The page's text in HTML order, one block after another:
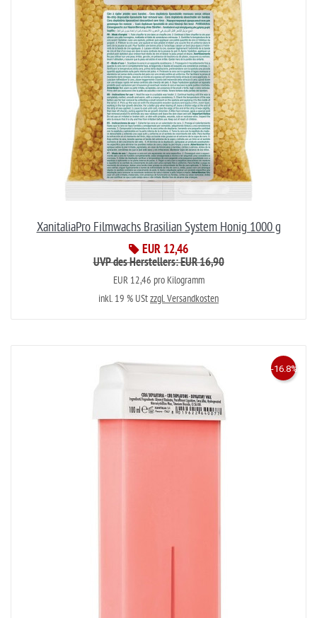
XanitaliaPro Filmwachs Brasilian System Honig 1000 g
EUR 12,46
UVP des Herstellers: EUR 16,90
EUR 12,46 pro Kilogramm
inkl. 19 % UStzzgl. Versandkosten
-16.8%